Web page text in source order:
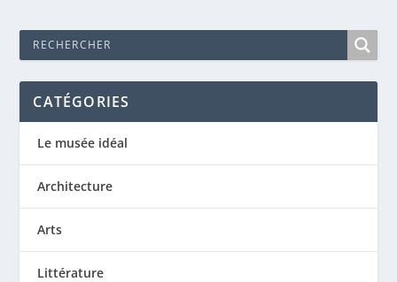
CATÉGORIES
Le musée idéal
Architecture
Arts
Littérature